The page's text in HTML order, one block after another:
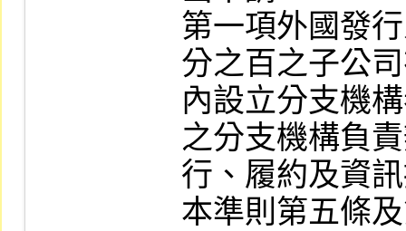
第一項外國發
分之百之子公
內設立分支機
之分支機構負
行、履約及資
本準則第五條